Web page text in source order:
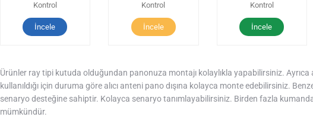
Kontrol
İncele
Kontrol
İncele
Kontrol
İncele
Ürünler ray tipi kutuda olduğundan panonuza montajı kolaylıkla yapabilirsiniz.
kullanıldığı için duruma göre alıcı anteni pano dışına kolayca monte edebilirsiniz.
senaryo desteğine sahiptir. Kolayca senaryo tanımlayabilirsiniz. Birden fazla
mümkündür.